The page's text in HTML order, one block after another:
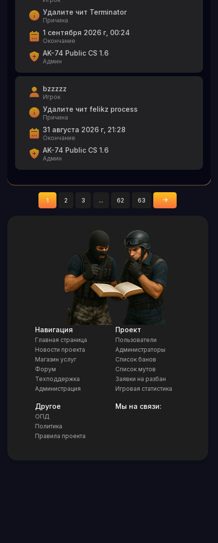
Удалите чит Terminator
Причина
1 сентября 2026 г, 00:24
Окончание
AK-74 Public CS 1.6
Админ
bzzzzz
Игрок
Удалите чит felikz process
Причина
31 августа 2026 г, 21:28
Окончание
AK-74 Public CS 1.6
Админ
1 2 3 ... 62 63 »
Навигация
Главная страница
Новости проекта
Магазин услуг
Форум
Техподдержка
Администрация
Проект
Пользователи
Администраторы
Список банов
Список мутов
Заявки на разбан
Игровая статистика
Другое
ОПД
Политика
Правила проекта
Мы на связи: